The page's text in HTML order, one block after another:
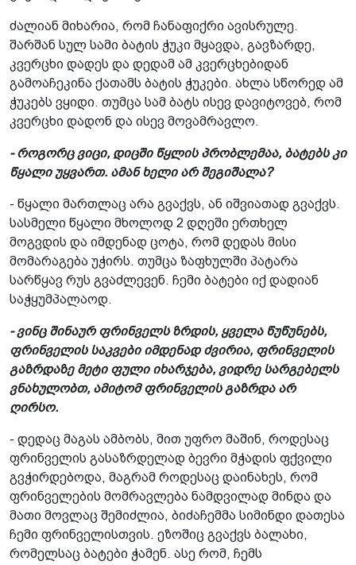
ძალიან მიხარია, რომ ჩანაფიქრი ავისრულე.
შარშან სულ სამი ბატის ჭუკი მყავდა, გავზარდე,
კვერცხი დადეს და დედამ ამ კვერცხებიდან
გამოაჩეკინა ქათამს ბატის ჭუკები. ახლა სწორედ ამ
ჭუკებს ვყიდი. თუმცა სამ ბატს ისევ დავიტოვებ, რომ
კვერცხი დადონ და ისევ მოვამრავლო.
- როგორც ვიცი, დიცში წყლის პრობლემაა, ბატებს კი
წყალი უყვართ. ამან ხელი არ შეგიშალა?
- წყალი მართლაც არა გვაქვს, ან იშვიათად გვაქვს.
სასმელი წყალი მხოლოდ 2 დღეში ერთხელ
მოგვდის და იმდენად ცოტა, რომ დედას მისი
მომარაგება უჭირს. თუმცა ზაფხულში პატარა
სარწყავ რუს გვაძლევენ. ჩემი ბატები იქ დადიან
საჭყუმპალაოდ.
- ვინც შინაურ ფრინველს ზრდის, ყველა წუწუნებს,
ფრინველის საკვები იმდენად ძვირია, ფრინველის
გაზრდაზე მეტი ფული იხარჯება, ვიდრე სარგებელს
ვნახულობთ, ამიტომ ფრინველის გაზრდა არ
ღირსო.
- დედაც მაგას ამბობს, მით უფრო მაშინ, როდესაც
ფრინველის გასაზრდელად ბევრი მჭადის ფქვილი
გვჭირდებოდა, მაგრამ როდესაც დაინახეს, რომ
ფრინველების მომრავლება ნამდვილად მინდა და
მათი მოვლაც შემიძლია, ბიძაჩემმა სიმინდი დათესა
ჩემი ფრინველისთვის. ეზოშიც გვაქვს ბალახი,
რომელსაც ბატები ჭამენ. ასე რომ, ჩემს